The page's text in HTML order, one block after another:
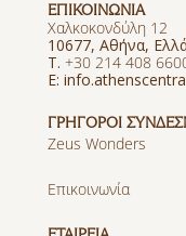
ΕΠΙΚΟΙΝΩΝΙΑ
Χαλκοκονδύλη 12
10677, Αθήνα,
T. +30 214 408
E:
ΓΡΗΓΟΡΟΙ
Zeus Wonders
Επικοινωνία